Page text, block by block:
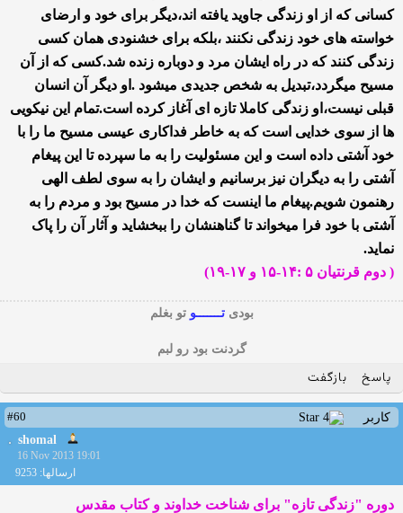
کسانی که از او زندگی جاوید یافته اند،دیگر برای خود و ارضای
خواسته های خود زندگی نکنند ،بلکه برای خشنودی همان کسی
زندگی کنند که در راه ایشان مرد و دوباره زنده شد.کسی که از آن
مسیح میگردد،تبدیل به شخص جدیدی میشود .او دیگر آن انسان
قبلی نیست،او زندگی کاملا تازه ای آغاز کرده است.تمام این نیکویی
ها از سوی خدایی است که به خاطر فداکاری عیسی مسیح ما را با
خود آشتی داده است و این مسئولیت را به ما سپرده تا این پیغام
آشتی را به دیگران نیز برسانیم و ایشان را به سوی لطف الهی
رهنمون شویم.پیغام ما اینست که خدا در مسیح بود و مردم را به
آشتی با خود فرا میخواند تا گناهنشان را ببخشاید و آثار آن را پاک
نماید.
( دوم قرنتیان ۵ :۱۴-۱۵ و ۱۷-۱۹)
بودیتـــــــوتو بغلم
گردنت بود رو لبم
پاسخ بازگفت
کاربر
#60
shomal
16 Nov 2013 19:01
ارسالها: 9253
دوره "زندگی تازه" برای شناخت خداوند و کتاب مقدس